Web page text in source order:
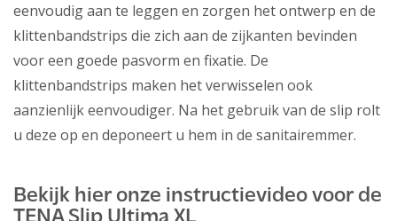
eenvoudig aan te leggen en zorgen het ontwerp en de
klittenbandstrips die zich aan de zijkanten bevinden
voor een goede pasvorm en fixatie. De
klittenbandstrips maken het verwisselen ook
aanzienlijk eenvoudiger. Na het gebruik van de slip rolt
u deze op en deponeert u hem in de sanitairemmer.
Bekijk hier onze instructievideo voor de